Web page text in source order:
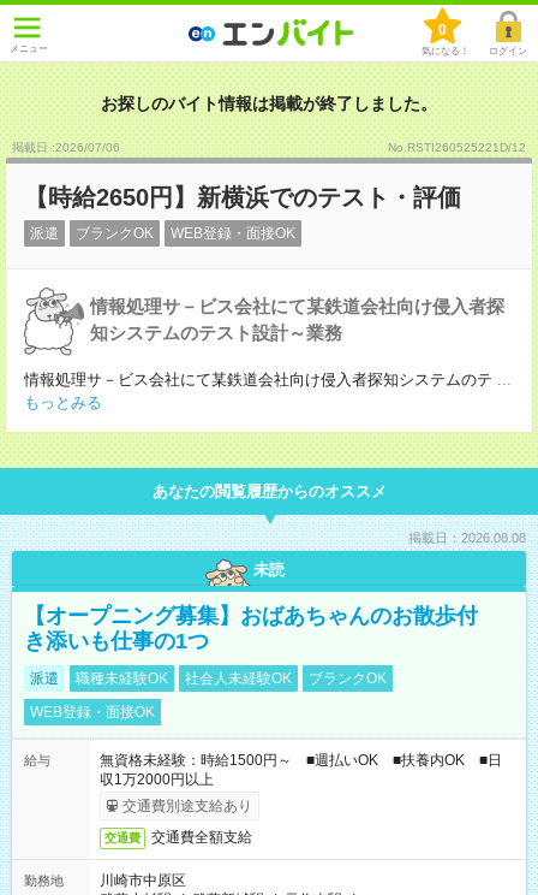
メニュー
0
気になる！ ログイン
お探しのバイト情報は掲載が終了しました。
掲載日 :2026/07/06 No.RSTI260525221D/12
【時給2650円】新横浜でのテスト・評価
派遣 ブランクOK WEB登録・面接OK
情報処理サ－ビス会社にて某鉄道会社向け侵入者探
知システムのテスト設計～業務
情報処理サ－ビス会社にて某鉄道会社向け侵入者探知システムのテ ...
もっとみる
あなたの閲覧履歴からのオススメ
掲載日：2026.08.08
未読
【オープニング募集】おばあちゃんのお散歩付
き添いも仕事の1つ
派遣 職種未経験OK 社会人未経験OK
ブランクOK
WEB登録・面接OK
給与
無資格未経験：時給1500円～ ■週払いOK ■扶養内OK ■日
収1万2000円以上
交通費別途支給あり
交通費 交通費全額支給
勤務地
川崎市中原区